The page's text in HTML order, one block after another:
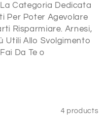
Categoria Dedicata
Per Poter Agevolare
Risparmiare. Arnesi,
Utili Allo Svolgimento
Da Te o
4 products